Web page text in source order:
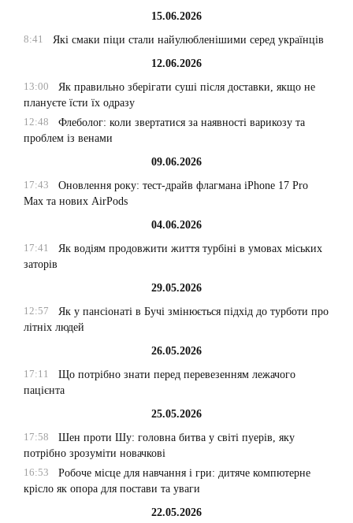
15.06.2026
8:41
Які смаки піци стали найулюбленішими серед українців
12.06.2026
13:00
Як правильно зберігати суші після доставки, якщо не
плануєте їсти їх одразу
12:48
Флеболог: коли звертатися за наявності варикозу та
проблем із венами
09.06.2026
17:43
Оновлення року: тест-драйв флагмана iPhone 17 Pro
Max та нових AirPods
04.06.2026
17:41
Як водіям продовжити життя турбіні в умовах міських
заторів
29.05.2026
12:57
Як у пансіонаті в Бучі змінюється підхід до турботи про
літніх людей
26.05.2026
17:11
Що потрібно знати перед перевезенням лежачого
пацієнта
25.05.2026
17:58
Шен проти Шу: головна битва у світі пуерів, яку
потрібно зрозуміти новачкові
16:53
Робоче місце для навчання і гри: дитяче компютерне
крісло як опора для постави та уваги
22.05.2026